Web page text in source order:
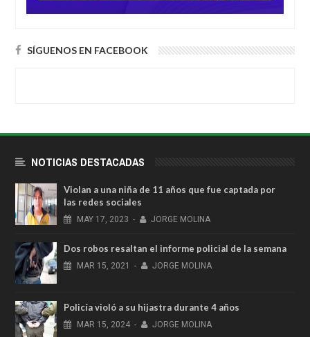
SÍGUENOS EN FACEBOOK
NOTICIAS DESTACADAS
Violan a una niña de 11 años que fue captada por
las redes sociales
MAY 17, 2023 - JORGE MOLINA
Dos robos resaltan el informe policial de la semana
MAR 15, 2021 - JORGE MOLINA
Policía violó a su hijastra durante 4 años
MAR 15, 2024 - JORGE MOLINA